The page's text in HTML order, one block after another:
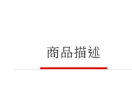
商品描述